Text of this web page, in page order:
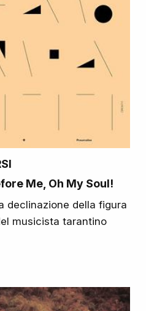
Me, Oh My Soul!
declinazione della figura
musicista tarantino